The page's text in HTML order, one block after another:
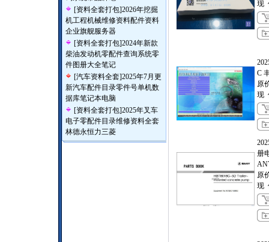
[资料全套打包]2026年挖掘
机工程机械维修资料配件资料
企业旗舰服务器
[资料全套打包]2024年新款
柴油发动机零配件查询系统零
件图册大全笔记
[汽车资料全套]2025年7月更
新汽车配件目录零件号单机数
据库笔记本电脑
[资料全套打包]2025年叉车
电子零配件目录维修资料全套
林德永恒力三菱
现
C
原
现
册
原
现